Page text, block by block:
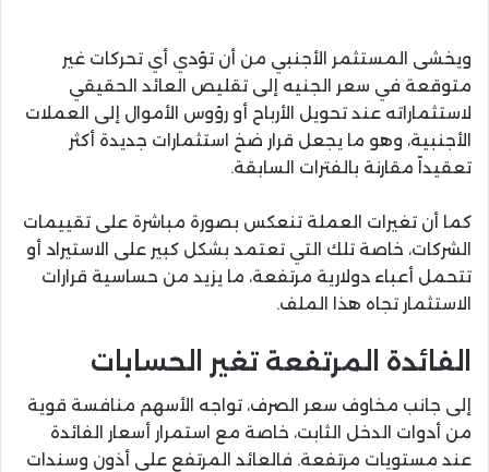
ويخشى المستثمر الأجنبي من أن تؤدي أي تحركات غير
متوقعة في سعر الجنيه إلى تقليص العائد الحقيقي
لاستثماراته عند تحويل الأرباح أو رؤوس الأموال إلى العملات
الأجنبية، وهو ما يجعل قرار ضخ استثمارات جديدة أكثر
تعقيداً مقارنة بالفترات السابقة.
كما أن تغيرات العملة تنعكس بصورة مباشرة على تقييمات
الشركات، خاصة تلك التي تعتمد بشكل كبير على الاستيراد أو
تتحمل أعباء دولارية مرتفعة، ما يزيد من حساسية قرارات
الاستثمار تجاه هذا الملف.
الفائدة المرتفعة تغير الحسابات
إلى جانب مخاوف سعر الصرف، تواجه الأسهم منافسة قوية
من أدوات الدخل الثابت، خاصة مع استمرار أسعار الفائدة
عند مستويات مرتفعة. فالعائد المرتفع على أذون وسندات